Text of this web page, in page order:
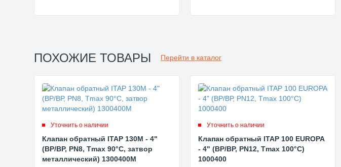
ПОХОЖИЕ ТОВАРЫ Перейти в каталог
Уточнить о наличии
Клапан обратный ITAP 130M - 4"
(ВР/ВР, PN8, Tmax 90°C, затвор
металлический) 1300400M
Уточнить о наличии
Клапан обратный ITAP 100 EUROPA
- 4" (ВР/ВР, PN12, Tmax 100°С)
1000400